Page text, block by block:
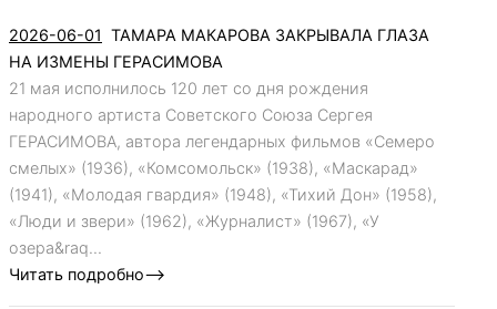
2026-06-01 ТАМАРА МАКАРОВА ЗАКРЫВАЛА ГЛАЗА
НА ИЗМЕНЫ ГЕРАСИМОВА
21 мая исполнилось 120 лет со дня рождения
народного артиста Советского Союза Сергея
ГЕРАСИМОВА, автора легендарных фильмов «Семеро
смелых» (1936), «Комсомольск» (1938), «Маскарад»
(1941), «Молодая гвардия» (1948), «Тихий Дон» (1958),
«Люди и звери» (1962), «Журналист» (1967), «У
озера&raq...
Читать подробно-->